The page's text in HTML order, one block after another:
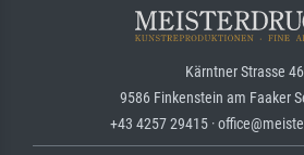
Kärntner Strasse 46
9586 Finkenstein am Faaker
+43 4257 29415 ·